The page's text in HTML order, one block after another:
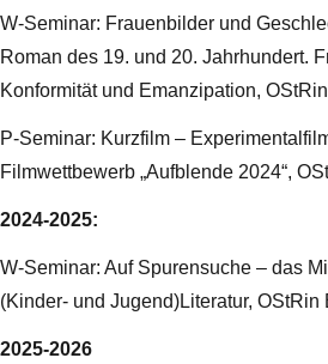
W-Seminar: Frauenbilder und
Roman des 19. und 20. Jahrhundert.
Konformität und Emanzipation,
P-Seminar: Kurzfilm –
Filmwettbewerb „Aufblende 2024“,
2024-2025:
W-Seminar: Auf Spurensuche – das
(Kinder- und Jugend)Literatur, OStRin
2025-2026